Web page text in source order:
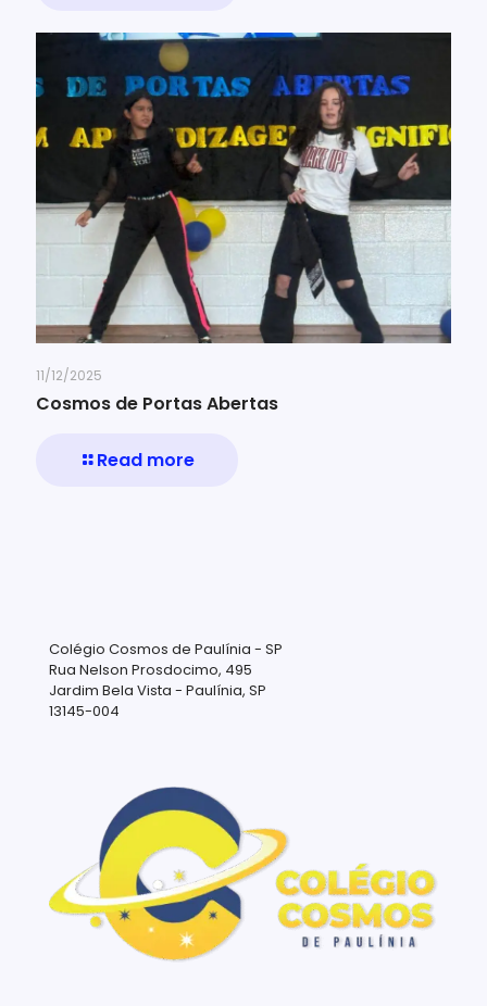
11/12/2025
Cosmos de Portas Abertas
Read more
Colégio Cosmos de Paulínia - SP
Rua Nelson Prosdocimo, 495
Jardim Bela Vista - Paulínia, SP
13145-004